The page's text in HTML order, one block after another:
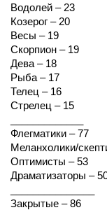
Водолей – 23
Козерог – 20
Весы – 19
Скорпион – 19
Дева – 18
Рыба – 17
Телец – 16
Стрелец – 15
Флегматики – 77
Меланхолики/
Оптимисты – 53
Драматизаторы –
Закрытые – 86